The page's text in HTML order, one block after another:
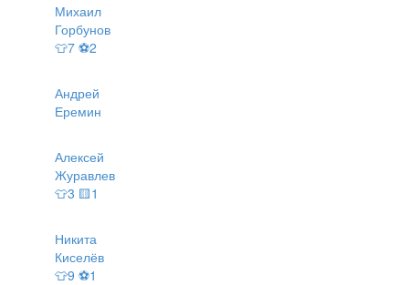
Михаил
Горбунов
👕7 ⚽2
Андрей
Еремин
Алексей
Журавлев
👕3 🟨1
Никита
Киселёв
👕9 ⚽1